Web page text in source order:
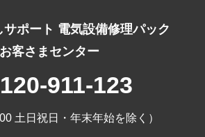
サポート 電気設備修理パック
お客さまセンター
911-123
土日祝日・年末年始を除く）